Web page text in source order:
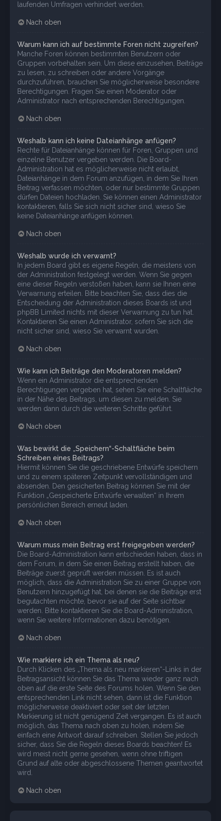
laufenden Umfragen verhindert werden.
Nach oben
Warum kann ich auf bestimmte Foren nicht zugreifen?
Manche Foren können bestimmten Benutzern oder
Gruppen vorbehalten sein. Um diese einzusehen, Beiträge
zu lesen, zu schreiben oder andere Vorgänge
durchzuführen, brauchen Sie möglicherweise besondere
Berechtigungen. Fragen Sie einen Moderator oder
Administrator nach entsprechenden Berechtigungen.
Nach oben
Weshalb kann ich keine Dateianhänge anfügen?
Rechte für Dateianhänge können für Foren, Gruppen und
einzelne Benutzer vergeben werden. Die Board-
Administration hat es möglicherweise nicht erlaubt,
Dateianhänge in dem Forum anzufügen, in dem Sie Ihren
Beitrag verfassen möchten, oder nur bestimmte Gruppen
dürfen Dateien hochladen. Sie können einen Administrator
kontaktieren, falls Sie sich nicht sicher sind, wieso Sie
keine Dateianhänge anfügen können.
Nach oben
Weshalb wurde ich verwarnt?
In jedem Board gibt es eigene Regeln, die meistens von
der Administration festgelegt werden. Wenn Sie gegen
eine dieser Regeln verstoßen haben, kann sie Ihnen eine
Verwarnung erteilen. Bitte beachten Sie, dass dies die
Entscheidung der Administration dieses Boards ist und
phpBB Limited nichts mit dieser Verwarnung zu tun hat.
Kontaktieren Sie einen Administrator, sofern Sie sich die
nicht sicher sind, wieso Sie verwarnt wurden.
Nach oben
Wie kann ich Beiträge den Moderatoren melden?
Wenn ein Administrator die entsprechenden
Berechtigungen vergeben hat, sehen Sie eine Schaltfläche
in der Nähe des Beitrags, um diesen zu melden. Sie
werden dann durch die weiteren Schritte geführt.
Nach oben
Was bewirkt die „Speichern“-Schaltfläche beim
Schreiben eines Beitrags?
Hiermit können Sie die geschriebene Entwürfe speichern
und zu einem späteren Zeitpunkt vervollständigen und
absenden. Den gesicherten Beitrag können Sie mit der
Funktion „Gespeicherte Entwürfe verwalten“ in Ihrem
persönlichen Bereich erneut laden.
Nach oben
Warum muss mein Beitrag erst freigegeben werden?
Die Board-Administration kann entschieden haben, dass in
dem Forum, in dem Sie einen Beitrag erstellt haben, die
Beiträge zuerst geprüft werden müssen. Es ist auch
möglich, dass die Administration Sie zu einer Gruppe von
Benutzern hinzugefügt hat, bei denen sie die Beiträge erst
begutachten möchte, bevor sie auf der Seite sichtbar
werden. Bitte kontaktieren Sie die Board-Administration,
wenn Sie weitere Informationen dazu benötigen.
Nach oben
Wie markiere ich ein Thema als neu?
Durch Klicken des „Thema als neu markieren“-Links in der
Beitragsansicht können Sie das Thema wieder ganz nach
oben auf die erste Seite des Forums holen. Wenn Sie den
entsprechenden Link nicht sehen, dann ist die Funktion
möglicherweise deaktiviert oder seit der letzten
Markierung ist nicht genügend Zeit vergangen. Es ist auch
möglich, das Thema nach oben zu holen, indem Sie
einfach eine Antwort darauf schreiben. Stellen Sie jedoch
sicher, dass Sie die Regeln dieses Boards beachten! Es
wird meist nicht gerne gesehen, wenn ohne triftigen
Grund auf alte oder abgeschlossene Themen geantwortet
wird.
Nach oben